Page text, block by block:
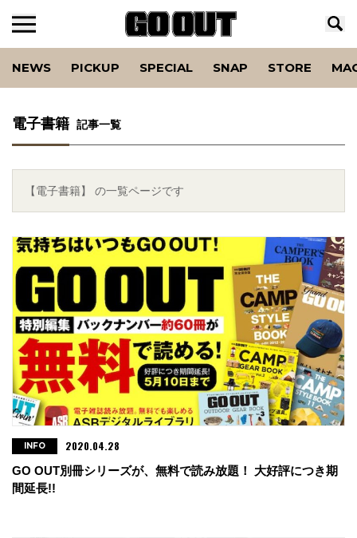
NEWS PICKUP SPECIAL SNAP STORE
電子書籍 記事一覧
【電子書籍】 の一覧ページです
GO OUT別冊シリーズが、無料で読み放題！ 大好評につき期
間延長!!
INFO 2020.04.28